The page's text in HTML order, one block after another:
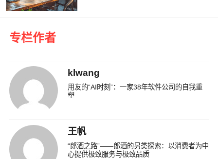
专栏作者
klwang
用友的“AI时刻”：一家38年软件公司的自我重
塑
王帆
“郎酒之路”——郎酒的另类探索：以消费者为中
心提供极致服务与极致品质